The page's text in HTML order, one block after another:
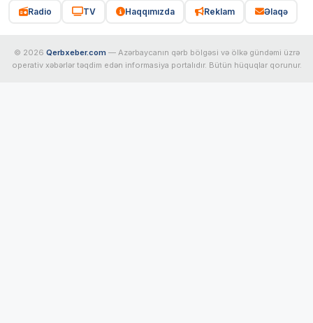
Radio TV Haqqımızda Reklam Əlaqə
© 2026 Qerbxeber.com — Azərbaycanın qərb bölgəsi və ölkə gündəmi üzrə
operativ xəbərlər təqdim edən informasiya portalıdır. Bütün hüquqlar qorunur.